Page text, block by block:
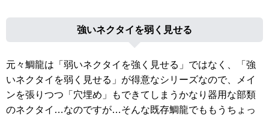
強いネクタイを弱く見せる
元々鯛龍は「弱いネクタイを強く見せる」ではなく、「強
いネクタイを弱く見せる」が得意なシリーズなので、メイ
ンを張りつつ「穴埋め」もできてしまうかなり器用な部類
のネクタイ…なのですが…そんな既存鯛龍でももうちょっ